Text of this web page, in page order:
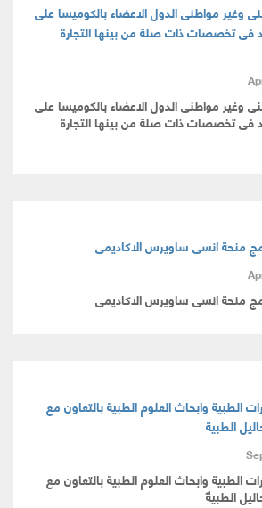
وغير مواطنى الدول الاعضاء بالكوميسا على
فى تخصصات ذات صلة من بينها التجارة
وغير مواطنى الدول الاعضاء بالكوميسا على
فى تخصصات ذات صلة من بينها التجارة
منحة انسى ساويرس الاكاديمى
منحة انسى ساويرس الاكاديمى
الطبية وابحاث العلوم الطبية بالتعاون مع
الطبية
الطبية وابحاث العلوم الطبية بالتعاون مع
الطبية